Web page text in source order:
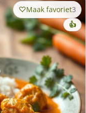
Maak favoriet3
👍